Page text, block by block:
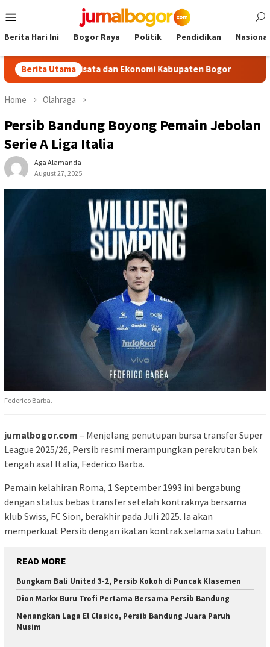
to
Menu
Berita Hari Ini Bogor Raya Politik Pendidikan Nasional
Berita Utama
Pariwisata dan Ekonomi Kabupaten Bogor Tour
Home Olahraga
Persib Bandung Boyong Pemain Jebolan
Serie A Liga Italia
Aga Alamanda
August 27, 2025
Federico Barba.
jurnalbogor.com – Menjelang penutupan bursa transfer Super
League 2025/26, Persib resmi merampungkan perekrutan bek
tengah asal Italia, Federico Barba.
Pemain kelahiran Roma, 1 September 1993 ini bergabung
dengan status bebas transfer setelah kontraknya bersama
klub Swiss, FC Sion, berakhir pada Juli 2025. Ia akan
memperkuat Persib dengan ikatan kontrak selama satu tahun.
READ MORE
Bungkam Bali United 3-2, Persib Kokoh di Puncak Klasemen
Dion Markx Buru Trofi Pertama Bersama Persib Bandung
Menangkan Laga El Clasico, Persib Bandung Juara Paruh
Musim